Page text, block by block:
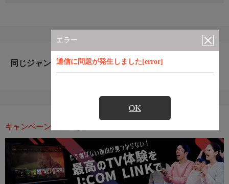
エラー
通信に問題が発生しました[error]
OK
同じジャンルのおすすめ番組
キャンペーン・お得な情報